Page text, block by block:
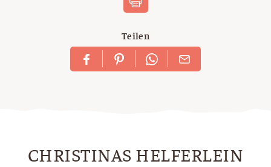
Teilen
CHRISTINAS HELFERLEIN